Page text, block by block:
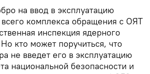
на ввод в эксплуатацию
комплекса обращения с ОЯТ
инспекция ядерного
кто может поручиться, что
не введет его в эксплуатацию
национальной безопасности и